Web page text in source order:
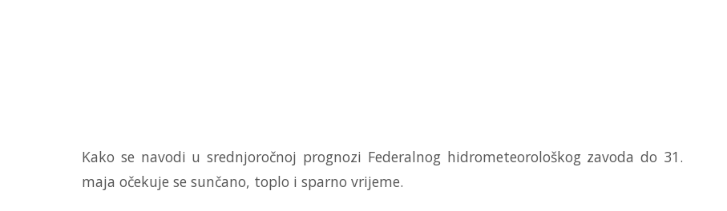
Kako se navodi u srednjoročnoj prognozi Federalnog hidrometeorološkog zavoda do 31.
maja očekuje se sunčano, toplo i sparno vrijeme.